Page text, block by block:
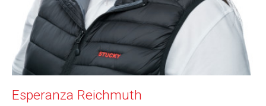
Esperanza Reichmuth